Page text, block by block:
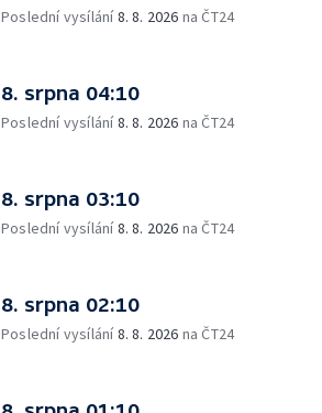
Poslední vysílání8. 8. 2026 na ČT24
8. srpna 04:10
Poslední vysílání8. 8. 2026 na ČT24
8. srpna 03:10
Poslední vysílání8. 8. 2026 na ČT24
8. srpna 02:10
Poslední vysílání8. 8. 2026 na ČT24